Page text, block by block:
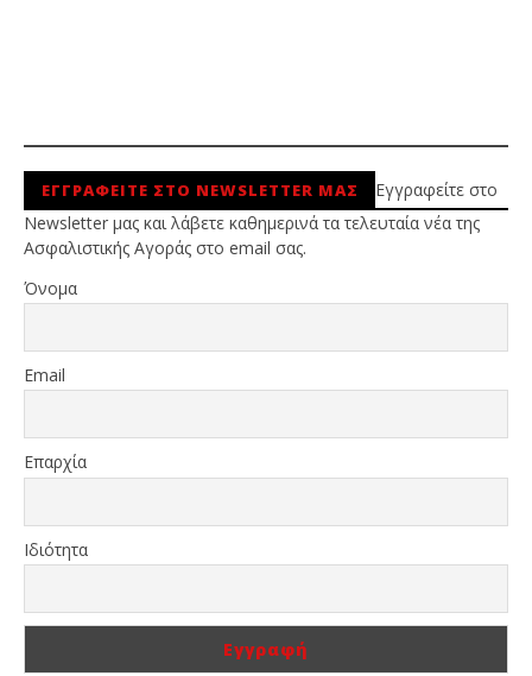
ΕΓΓΡΑΦΕΙΤΕ ΣΤΟ NEWSLETTER ΜΑΣ
Εγγραφείτε στο
Newsletter μας και λάβετε καθημερινά τα τελευταία νέα της
Ασφαλιστικής Αγοράς στο email σας.
Όνομα
Email
Επαρχία
Ιδιότητα